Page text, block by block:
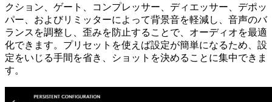
クション、ゲート、コンプレッサー、ディエッサー、デポッ
パー、およびリミッターによって背景音を軽減し、音声のバ
ランスを調整し、歪みを防止することで、オーディオを最適
化できます。プリセットを使えば設定が簡単になるため、設
定をいじる手間を省き、ショットを決めることに集中できま
す。